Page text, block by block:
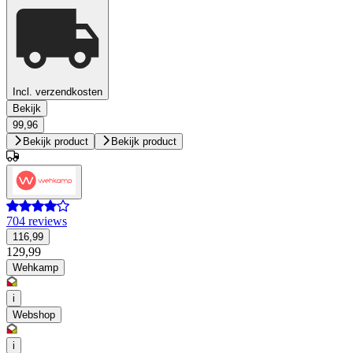
Incl. verzendkosten
Bekijk
99,96
Bekijk product
Bekijk product
704 reviews
116,99
129,99
Wehkamp
i
Webshop
i